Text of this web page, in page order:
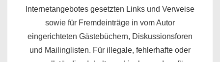
Internetangebotes gesetzten Links und Verweise
sowie für Fremdeinträge in vom Autor
eingerichteten Gästebüchern, Diskussionsforen
und Mailinglisten. Für illegale, fehlerhafte oder